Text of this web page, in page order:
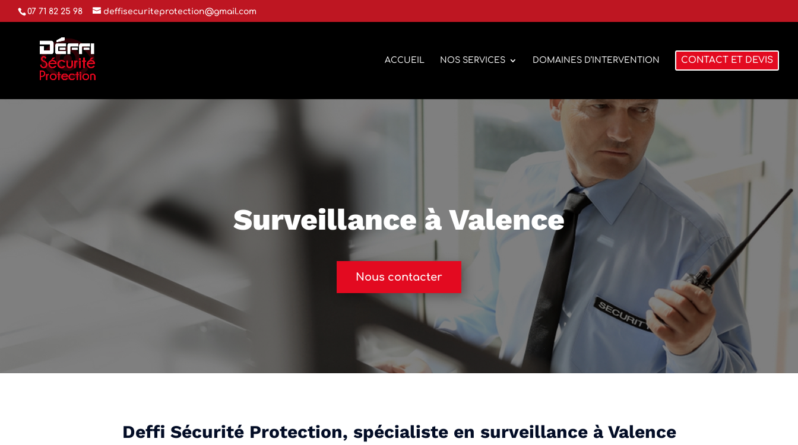
07 71 82 25 98 deffisecuriteprotection@gmail.com
ACCUEIL NOS SERVICES DOMAINES D’INTERVENTION CONTACT ET DEVIS
Surveillance à Valence
Nous contacter
Deffi Sécurité Protection, spécialiste en surveillance à Valence